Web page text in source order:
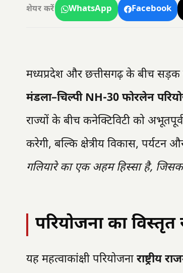
शेयर करें WhatsApp Facebook
मध्यप्रदेश और छत्तीसगढ़ के बीच सड़क
मंडला–चिल्पी NH-30 फोरलेन
राज्यों के बीच कनेक्टिविटी को
करेगी, बल्कि क्षेत्रीय विकास, पर्यटन
गलियारे का एक अहम हिस्सा है,
परियोजना का
यह महत्वाकांक्षी परियोजना राष्ट्रीय